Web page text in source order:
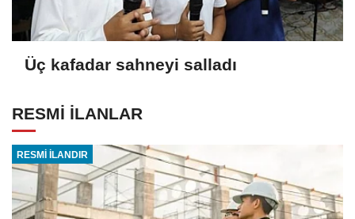
Üç kafadar sahneyi salladı
RESMİ İLANLAR
RESMİ İLANDIR